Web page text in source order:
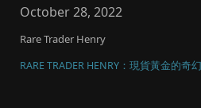
October 28, 2022
Rare Trader Henry
RARE TRADER HENRY：現貨黃金的奇